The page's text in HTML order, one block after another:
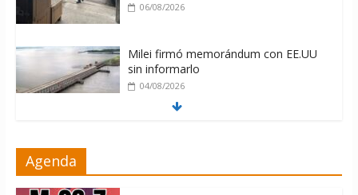
06/08/2026
Milei firmó memorándum con EE.UU
sin informarlo
04/08/2026
con Rusia y China
Agenda